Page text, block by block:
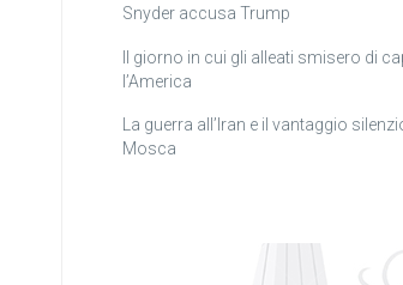
Snyder accusa Trump
Il giorno in cui gli alleati smisero di
l’America
La guerra all’Iran e il vantaggio
Mosca